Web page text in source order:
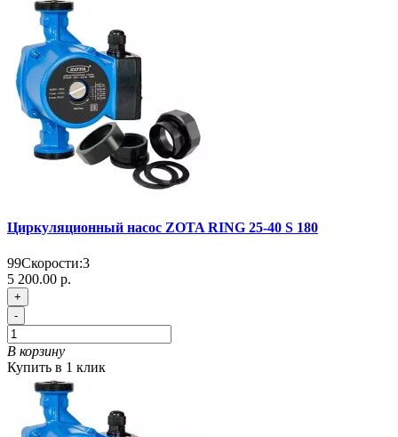
Циркуляционный насос ZOTA RING 25-40 S 180
99Скорости:3
5 200.00 р.
+
-
В корзину
Купить в 1 клик